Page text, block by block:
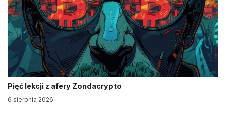
Pięć lekcji z afery Zondacrypto
6 sierpnia 2026